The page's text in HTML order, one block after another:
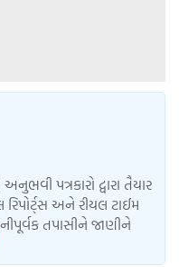
પત્રકારો દ્વારા તૈયાર
રિપોર્ટ્સ અને રીયલ ટાઈમ
તપાસીને જાણીને